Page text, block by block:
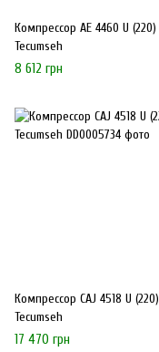
Компрессор AE 4460 U (220)
Tecumseh
8 612 грн
Компрессор CAJ 4518 U (220)
Tecumseh
17 470 грн